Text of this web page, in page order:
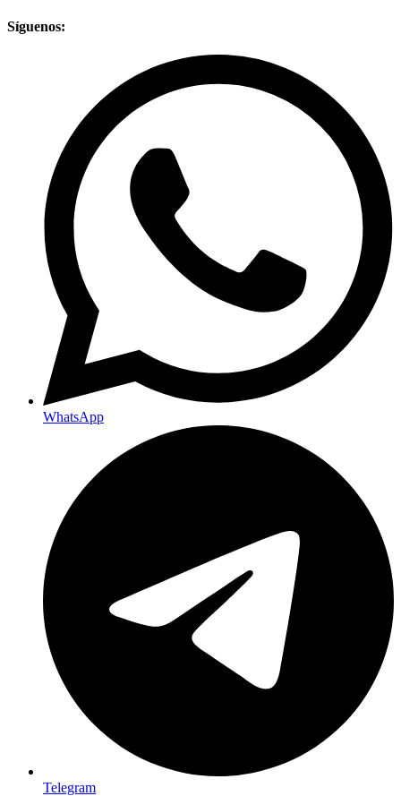
Síguenos:
WhatsApp
Telegram